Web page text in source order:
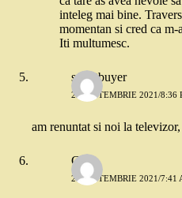
inteleg mai bine.
momentan si cred ca
Iti multumesc.
smartbuyer
23 SEPTEMBRIE 2021/8:36
am renuntat si noi la
Gini
24 SEPTEMBRIE 2021/7:41